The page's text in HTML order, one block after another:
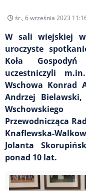
śr., 6 września 2023
W sali wiejskiej w
uroczyste
Koła
uczestniczyli
Wschowa Konrad
Andrzej Bielawski,
Przewodnicząca
Knaflewska-
Jolanta
ponad 10 lat.